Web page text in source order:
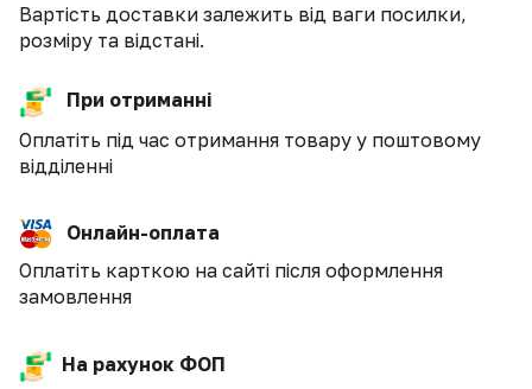
Вартість доставки залежить від ваги посилки,
розміру та відстані.
При отриманні
Оплатіть під час отримання товару у поштовому
відділенні
Онлайн-оплата
Оплатіть карткою на сайті після оформлення
замовлення
На рахунок ФОП